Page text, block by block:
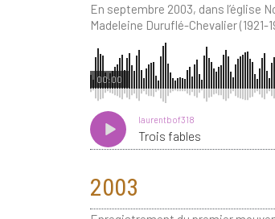
En septembre 2003, dans l’église
Madeleine Duruflé-Chevalier (1921-
00:00
laurentbof318
Trois fables
2003